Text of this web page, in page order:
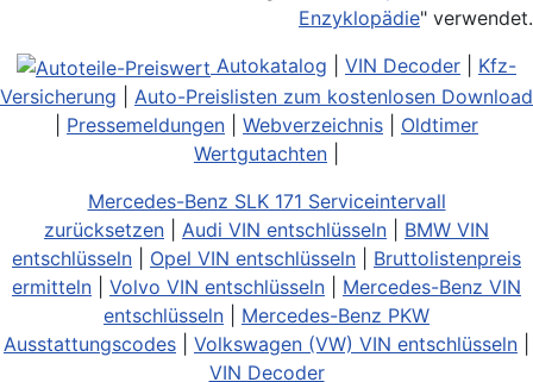
Enzyklopädie" verwendet.
Autokatalog
VIN Decoder
Kfz-
Versicherung
Auto-Preislisten zum kostenlosen Download
Pressemeldungen Webverzeichnis
Oldtimer
Wertgutachten
Mercedes-Benz SLK 171 Serviceintervall
zurücksetzen
Audi VIN entschlüsseln
BMW VIN
entschlüsseln
Opel VIN entschlüsseln
Bruttolistenpreis
ermitteln
Volvo VIN entschlüsseln
Mercedes-Benz VIN
entschlüsseln
Mercedes-Benz PKW
Ausstattungscodes
Volkswagen (VW) VIN entschlüsseln
VIN Decoder